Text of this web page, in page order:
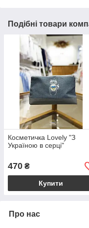
Подібні товари
Косметичка Lovely "З
Україною в серці"
470 ₴
Купити
Про нас